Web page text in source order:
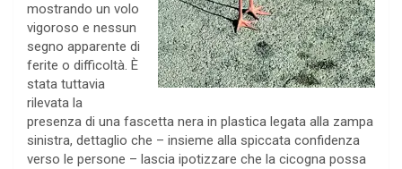
mostrando un volo
vigoroso e nessun
segno apparente di
ferite o difficoltà. È
stata tuttavia
rilevata la
presenza di una fascetta nera in plastica legata alla zampa
sinistra, dettaglio che – insieme alla spiccata confidenza
verso le persone – lascia ipotizzare che la cicogna possa